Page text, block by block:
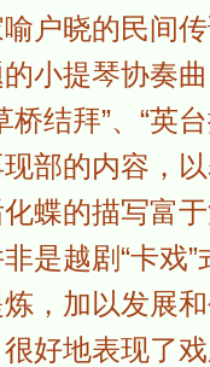
户晓的民间
小提琴协奏
拜”、“英台
部的内容，
蝶的描写富
是越剧“卡戏
，加以发展
好地表现了